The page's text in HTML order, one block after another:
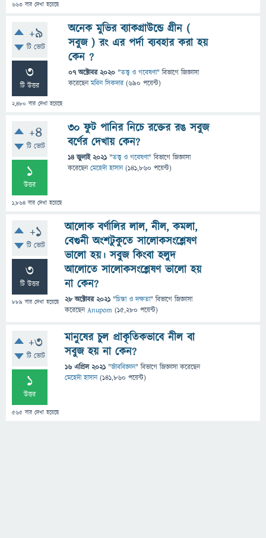
663 বার দেখা হয়েছে
+9
টি ভোট
3
টি উত্তর
2,480 বার দেখা হয়েছে
অনেক মুভির ব্যাকগ্রাউন্ডে গ্রীন (
সবুজ ) রং এর পর্দা ব্যবহার করা হয়
কেন ?
07 অক্টোবর 2020 "তত্ত্ব ও গবেষণা" বিভাগে জিজ্ঞাসা
করেছেনমবিন সিকদার (690 পয়েন্ট)
+4
টি ভোট
1
উত্তর
1,864 বার দেখা হয়েছে
৩০ ফুট পানির নিচে রক্তের রঙ সবুজ
বর্ণের দেখায় কেন?
14 জুলাই 2021 "তত্ত্ব ও গবেষণা" বিভাগে জিজ্ঞাসা
করেছেনমেহেদী হাসান (141,860 পয়েন্ট)
+1
টি ভোট
3
টি উত্তর
889 বার দেখা হয়েছে
আলোক বর্ণালির লাল, নীল, কমলা,
বেগুনী অংশটুকুতে সালোকসংশ্লেষণ
ভালো হয়। সবুজ কিংবা হলুদ
আলোতে সালোকসংশ্লেষণ ভালো হয়
না কেন?
28 অক্টোবর 2021 "চিন্তা ও দক্ষতা" বিভাগে জিজ্ঞাসা
করেছেনAnupom (15,280 পয়েন্ট)
+3
টি ভোট
1
উত্তর
565 বার দেখা হয়েছে
মানুষের চুল প্রাকৃতিকভাবে নীল বা
সবুজ হয় না কেন?
16 এপ্রিল 2021 "জীববিজ্ঞান" বিভাগে জিজ্ঞাসাকরেছেন
মেহেদী হাসান (141,860 পয়েন্ট)